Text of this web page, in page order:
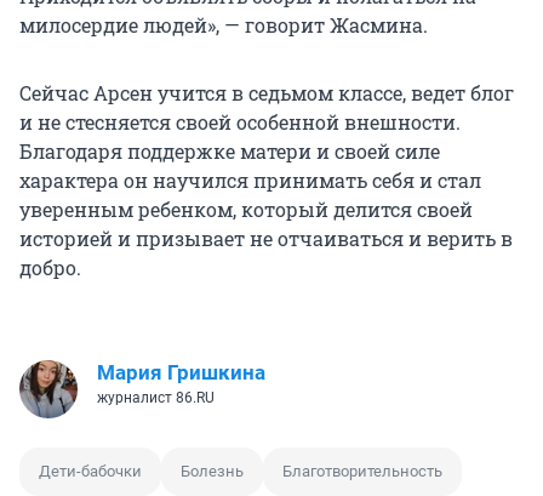
милосердие людей», — говорит Жасмина.
Сейчас Арсен учится в седьмом классе, ведет блог
и не стесняется своей особенной внешности.
Благодаря поддержке матери и своей силе
характера он научился принимать себя и стал
уверенным ребенком, который делится своей
историей и призывает не отчаиваться и верить в
добро.
Мария Гришкина
журналист 86.RU
Дети-бабочки Болезнь Благотворительность